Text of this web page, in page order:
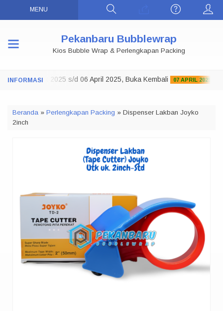
MENU
Pekanbaru Bubblewrap
Kios Bubble Wrap & Perlengkapan Packing
29 Maret 2025 s/d 06 April 2025, Buka Kembali 07 APRIL 2025
Beranda » Perlengkapan Packing » Dispenser Lakban Joyko
2inch